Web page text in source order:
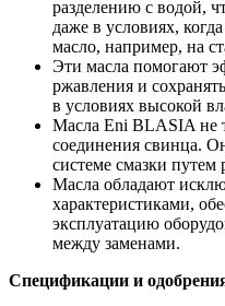
разделению с водой,
даже в условиях,
масло, например, на
Эти масла помогают
ржавления и
в условиях высокой
Масла Eni BLASIA не
соединения свинца.
системе смазки путем
Масла обладают
характеристиками,
эксплуатацию
между заменами.
Спецификации и